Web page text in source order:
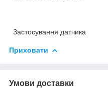
Застосування датчика
Приховати
Умови доставки